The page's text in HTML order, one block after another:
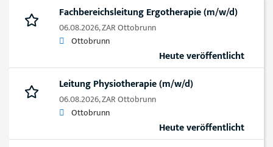
Fachbereichsleitung Ergotherapie (m/w/d)
06.08.2026,ZAR Ottobrunn
Ottobrunn
Heute veröffentlicht
Leitung Physiotherapie (m/w/d)
06.08.2026,ZAR Ottobrunn
Ottobrunn
Heute veröffentlicht